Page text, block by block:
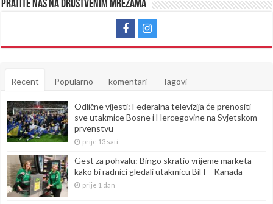
Pratite nas na društvenim mrežama
Recent Popularno komentari Tagovi
Odlične vijesti: Federalna televizija će prenositi
sve utakmice Bosne i Hercegovine na Svjetskom
prvenstvu
prije 13 sati
Gest za pohvalu: Bingo skratio vrijeme marketa
kako bi radnici gledali utakmicu BiH – Kanada
prije 1 dan